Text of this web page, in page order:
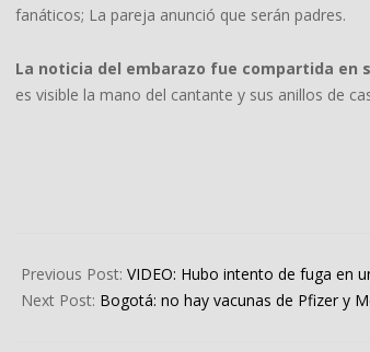
fanáticos; La pareja anunció que serán padres.
La noticia del embarazo fue compartida en
es visible la mano del cantante y sus anillos de
02-
14
Previous Post: VIDEO: Hubo intento de fuga en
Next Post: Bogotá: no hay vacunas de Pfizer y